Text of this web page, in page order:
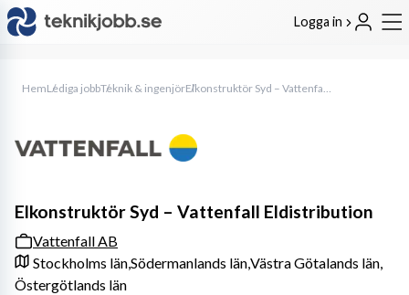
Logga in
HemLediga jobbTeknik & ingenjör Elkonstruktör Syd – Vattenfall Eldistribution
Elkonstruktör Syd – Vattenfall Eldistribution
Vattenfall AB
Stockholms län,Södermanlands län,Västra Götalands län,
Östergötlands län